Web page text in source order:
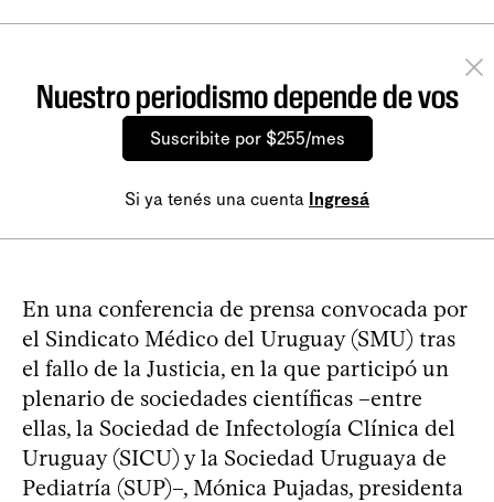
Nuestro periodismo depende de vos
Suscribite por $255/mes
Si ya tenés una cuenta Ingresá
En una conferencia de prensa convocada por
el Sindicato Médico del Uruguay (SMU) tras
el fallo de la Justicia, en la que participó un
plenario de sociedades científicas –entre
ellas, la Sociedad de Infectología Clínica del
Uruguay (SICU) y la Sociedad Uruguaya de
Pediatría (SUP)–, Mónica Pujadas, presidenta